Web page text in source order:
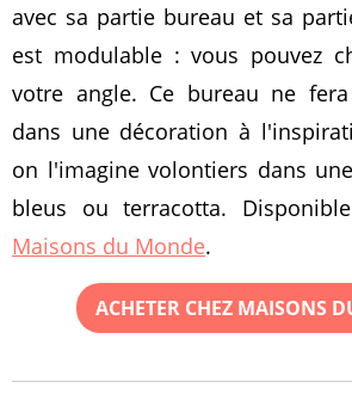
avec sa partie bureau et sa
est modulable : vous pouvez
votre angle. Ce bureau ne
dans une décoration à
on l'imagine volontiers dans
bleus ou terracotta.
Maisons du Monde.
ACHETER CHEZ MAISONS